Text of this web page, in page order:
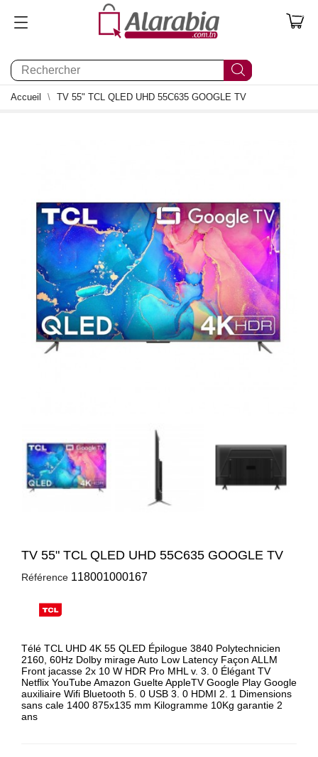
0
Accueil TV 55" TCL QLED UHD 55C635 GOOGLE TV
TV 55" TCL QLED UHD 55C635 GOOGLE TV
Référence 118001000167
Télé TCL UHD 4K 55 QLED Épilogue 3840 Polytechnicien
2160, 60Hz Dolby mirage Auto Low Latency Façon ALLM
Front jacasse 2x 10 W HDR Pro MHL v. 3. 0 Élégant TV
Netflix YouTube Amazon Guelte AppleTV Google Play Google
auxiliaire Wifi Bluetooth 5. 0 USB 3. 0 HDMI 2. 1 Dimensions
sans cale 1400 875x135 mm Kilogramme 10Kg garantie 2
ans